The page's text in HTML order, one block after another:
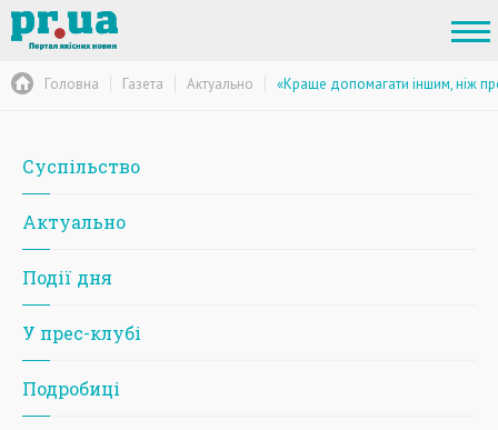
Головна Газета Актуально «Краще допомагати іншим, ніж
Суспільство
Актуально
Події дня
У прес-клубі
Подробиці